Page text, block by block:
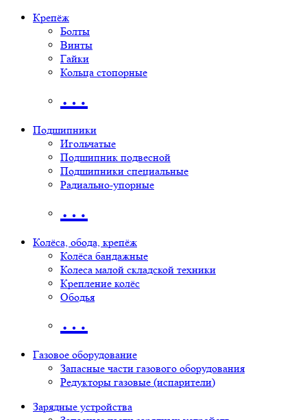
Крепёж
Болты
Винты
Гайки
Кольца стопорные
…
Подшипники
Игольчатые
Подшипник подвесной
Подшипники специальные
Радиально-упорные
…
Колёса, обода, крепёж
Колёса бандажные
Колеса малой складской техники
Крепление колёс
Ободья
…
Газовое оборудование
Запасные части газового оборудования
Редукторы газовые (испарители)
Зарядные устройства